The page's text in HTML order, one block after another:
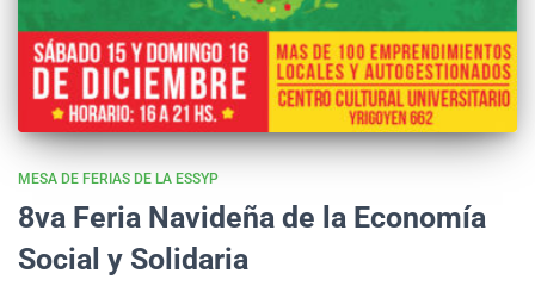
MESA DE FERIAS DE LA ESSYP
8va Feria Navideña de la Economía
Social y Solidaria